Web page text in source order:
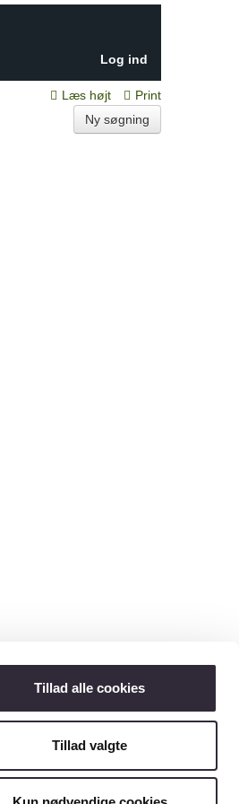
Tillad alle cookies
Tillad valgte
Log ind
Læs højt
Print
Ny søgning